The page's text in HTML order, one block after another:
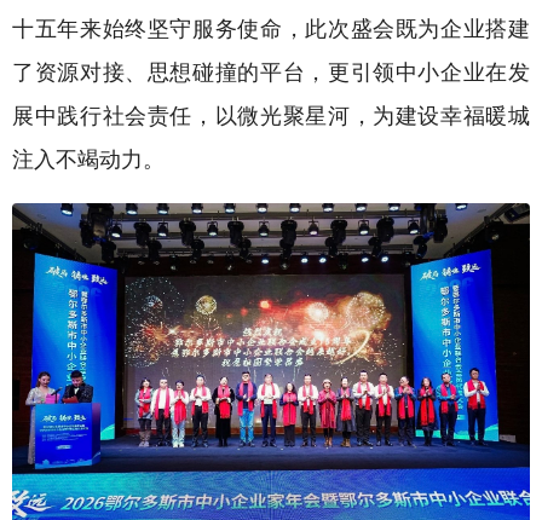
十五年来始终坚守服务使命，此次盛会既为企业搭建
了资源对接、思想碰撞的平台，更引领中小企业在发
展中践行社会责任，以微光聚星河，为建设幸福暖城
注入不竭动力。